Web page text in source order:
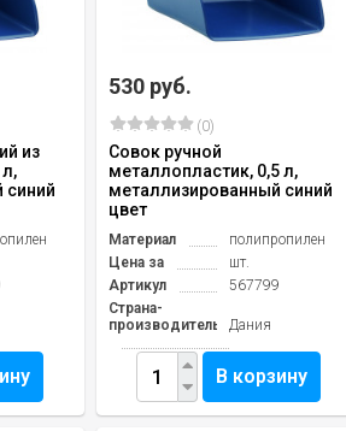
из
синий
530 руб.
(0)
Совок ручной
металлопластик, 0,5 л,
металлизированный синий
цвет
Материал
полипропилен
Цена за
шт.
Артикул
567799
Страна-
производитель
Дания
В корзину